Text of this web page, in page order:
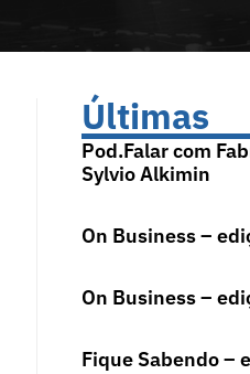
Últimas
Pod.Falar com
Sylvio Alkimin
On Business –
On Business –
Fique Sabendo –